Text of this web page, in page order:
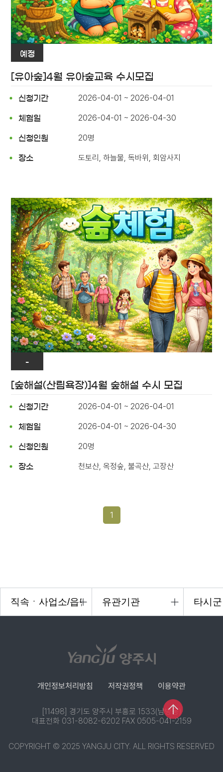
예정
[유아숲]4월 유아숲교육 수시모집
신청기간 2026-04-01 ~ 2026-04-01
체험일 2026-04-01 ~ 2026-04-30
신청인원 20명
장소 도토리, 하늘물, 독바위, 회암사지
-
[숲해설(산림욕장)]4월 숲해설 수시 모집
신청기간 2026-04-01 ~ 2026-04-01
체험일 2026-04-01 ~ 2026-04-30
신청인원 20명
장소 천보산, 옥정숲, 불곡산, 고장산
1
개인정보처리방침 저작권정책 이용약관
[11498] 경기도 양주시 부흥로 1533(남방동)
대표전화 031-8082-6202 FAX 0505-041-2159
COPYRIGHT © 2025 YANGJU CITY. ALL RIGHTS RESERVED